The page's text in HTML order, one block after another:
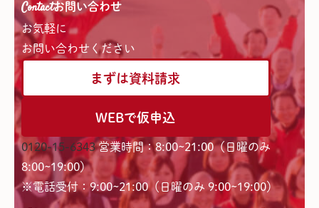
Contactお問い合わせ
お気軽に
お問い合わせください
まずは資料請求
WEBで仮申込
0120-15-6343 営業時間：8:00~21:00（日曜のみ
8:00~19:00）
※電話受付：9:00~21:00（日曜のみ 9:00~19:00）